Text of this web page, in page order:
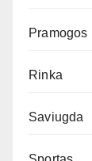
Pramogos
Rinka
Saviugda